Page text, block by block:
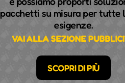
pacchetti su misura per tutte
esigenze.
VAI ALLA SEZIONE
SCOPRI DI PIÙ